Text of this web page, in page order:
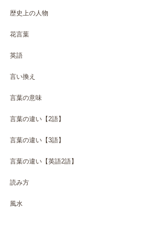
歴史上の人物
花言葉
英語
言い換え
言葉の意味
言葉の違い【2語】
言葉の違い【3語】
言葉の違い【英語2語】
読み方
風水